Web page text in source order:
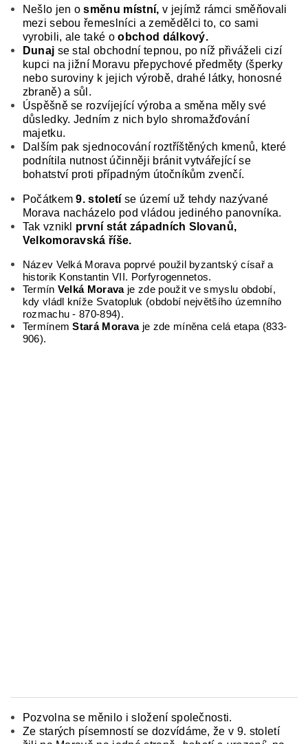
Nešlo jen osměnu místní, v jejímž rámci směňovali
mezi sebou řemeslníci a zemědělci to, co sami
vyrobili, ale také oobchod dálkový.
Dunaj se stal obchodní tepnou, po níž přiváželi cizí
kupci na jižní Moravu přepychové předměty (šperky
ne­bo suroviny k jejich výrobě, drahé látky, honosné
zbraně) a sůl.
Úspěšně se rozvíjející výroba a smě­na měly své
důsledky. Jedním z nich bylo shro­mažďování
majetku.
Dalším pak sjednocování roztříštěných kmenů, které
podnítila nutnost účinněji bránit vytvářející se
bohatství proti případným útočníkům zvenčí.
Počátkem9. století se území už tehdy nazývané
Morava nacházelo pod vládou je­diného panovníka.
Tak vznikl první stát západních Slovanů,
Velkomoravská říše.
Název Velká Morava poprvé použil byzantský císař a
historik Konstantin VII. Porfyrogennetos.
Termín Velká Moravaje zde použit ve smyslu období,
kdy vládl kníže Svatopluk (období největšího územního
rozmachu - 870-894).
TermínemStará Moravaje zde míněna celá etapa (833-
906).
Pozvolna se měnilo i složení společnosti.
Ze sta­rých písemností se dozvídáme, že v 9. století